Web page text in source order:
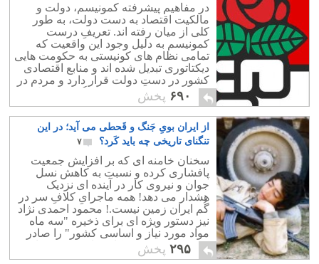
در مفاهیم پیشرفته کمونیسم، دولت و
مالکیت اقتصاد به دست دولت، به طور
کلی از میان رفته اند. تعریفِ درست
کمونیسم به دلیل وجود این واقعیت که
تمامی نظام های کونیستی به حکومت هایی
دیکتاتوری تبدیل شده اند و منابع اقتصادی
کشور در دستِ دولت قرار دارد و مردم در
فقر به سر می برند، بسیار گیج کننده است.
۶۹۰ پخش
از ایران بویِ جَنگ و قَحطی می آید؛ در این
تنگنای تاریخی چه باید کَرد؟
۷
سخنان خامنه ای که بر افزایش جمعیت
پافشاری کرده و نسبت به کاهش نسل
جوان و نیروی کار در آینده ای نزدیک
هشدار می دهد! همه ماجرایِ کلافِ سر در
گُم ایران زمین نیست.! محمود احمدی نژاد
نیز دستور ویژه ای برای ذخیره "سه ماه
مواد مورد نیاز و اساسی کشور" را صادر
کرده که در دستور کارِ وزارت نیرو قرار
گرفته است.
۲۹۵ پخش